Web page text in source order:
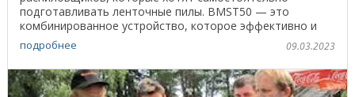
подготавливать ленточные пилы. BMST50 — это
комбинированное устройство, которое эффективно и
недорого затачивает и ...
подробнее 09.03.2023